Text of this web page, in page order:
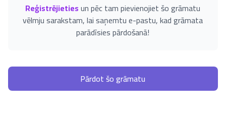
Reģistrējietiesun pēc tam pievienojiet šo grāmatu
vēlmju sarakstam, lai saņemtu e-pastu, kad grāmata
parādīsies pārdošanā!
Pārdot šo grāmatu